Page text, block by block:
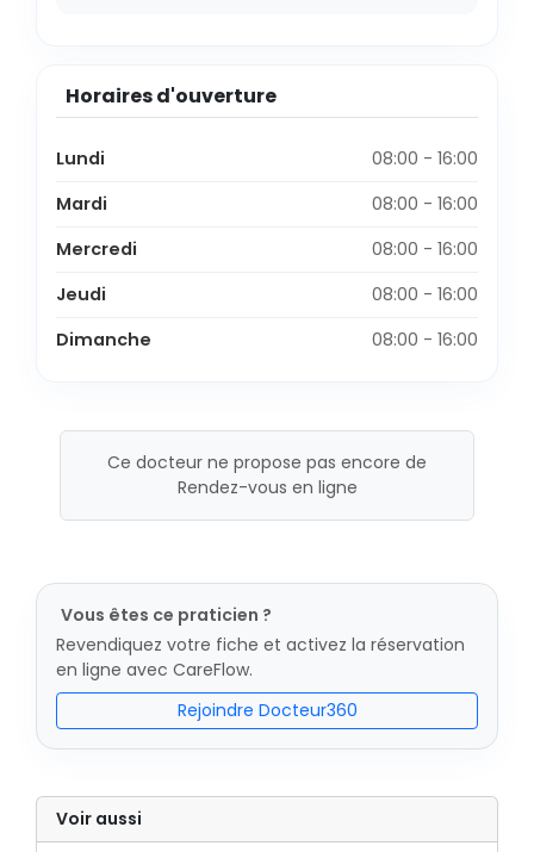
Horaires d'ouverture
Lundi
08:00 - 16:00
Mardi
08:00 - 16:00
Mercredi
08:00 - 16:00
Jeudi
08:00 - 16:00
Dimanche
08:00 - 16:00
Ce docteur ne propose pas encore de
Rendez-vous en ligne
Vous êtes ce praticien ?
Revendiquez votre fiche et activez la réservation
en ligne avec CareFlow.
Rejoindre Docteur360
Voir aussi